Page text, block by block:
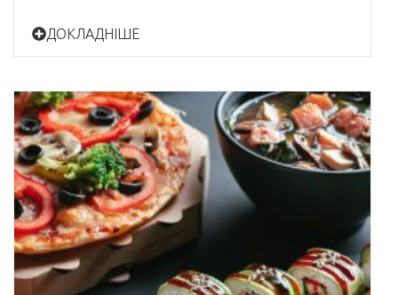
ДОКЛАДНІШЕ